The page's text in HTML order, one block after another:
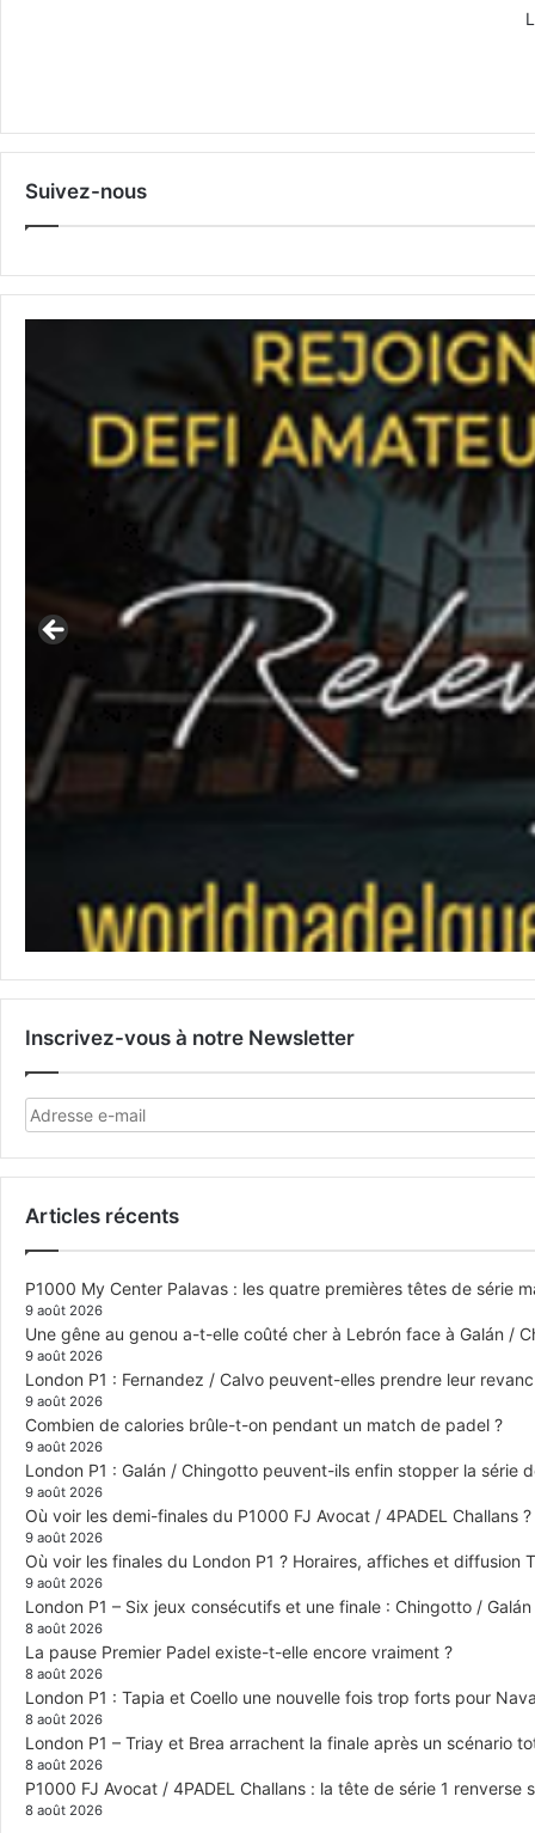
Suivez-nous
Inscrivez-vous à notre Newsletter
Articles récents
P1000 My Center Palavas : les quatre premières têtes de série
9 août 2026
Une gêne au genou a-t-elle coûté cher à Lebrón face à Galán /
9 août 2026
London P1 : Fernandez / Calvo peuvent-elles prendre leur
9 août 2026
Combien de calories brûle-t-on pendant un match de padel ?
9 août 2026
London P1 : Galán / Chingotto peuvent-ils enfin stopper la série
9 août 2026
Où voir les demi-finales du P1000 FJ Avocat / 4PADEL Challans ?
9 août 2026
Où voir les finales du London P1 ? Horaires, affiches et diffusion
9 août 2026
London P1 – Six jeux consécutifs et une finale : Chingotto /
8 août 2026
La pause Premier Padel existe-t-elle encore vraiment ?
8 août 2026
London P1 : Tapia et Coello une nouvelle fois trop forts pour
8 août 2026
London P1 – Triay et Brea arrachent la finale après un scénario
8 août 2026
P1000 FJ Avocat / 4PADEL Challans : la tête de série 1
8 août 2026